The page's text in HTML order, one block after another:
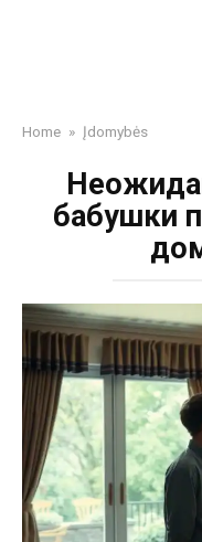
Home » Įdomybės
бабушки